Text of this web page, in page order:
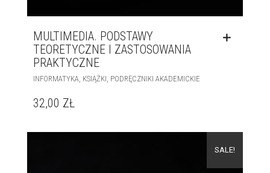
MULTIMEDIA. PODSTAWY
TEORETYCZNE I ZASTOSOWANIA
PRAKTYCZNE
INFORMATYKA, KSIĄŻKI, PODRĘCZNIKI AKADEMICKIE
32,00 ZŁ
SALE!